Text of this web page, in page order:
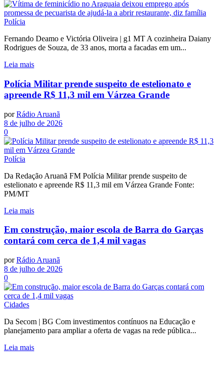
Polícia
Fernando Deamo e Victória Oliveira | g1 MT A cozinheira Daiany
Rodrigues de Souza, de 33 anos, morta a facadas em um...
Leia mais
Polícia Militar prende suspeito de estelionato e
apreende R$ 11,3 mil em Várzea Grande
por Rádio Aruanã
8 de julho de 2026
0
Polícia
Da Redação Aruanã FM Polícia Militar prende suspeito de
estelionato e apreende R$ 11,3 mil em Várzea Grande Fonte:
PM/MT
Leia mais
Em construção, maior escola de Barra do Garças
contará com cerca de 1,4 mil vagas
por Rádio Aruanã
8 de julho de 2026
0
Cidades
Da Secom | BG Com investimentos contínuos na Educação e
planejamento para ampliar a oferta de vagas na rede pública...
Leia mais